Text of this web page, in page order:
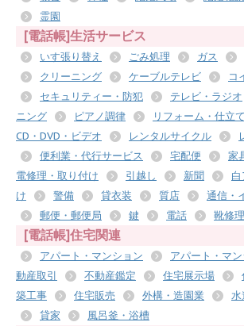
霊園
[電話帳]生活サービス
いす張り替え ごみ処理 ガス
クリーニング
ケーブルテレビ
コ
セキュリティー・防犯
テレビ・ラジオ
ニング
ピアノ調律 リフォーム・仕立
CD・DVD・ビデオ
レンタルサイクル
便利業・代行サービス
宅配便 家
電修理・取り付け
引越し 新聞
け
警備 貸衣装 質店
通信・
郵便・郵便局
鍵 電話 靴修理
[電話帳]住宅関連
アパート・マンション アパート・マ
動産取引
不動産鑑定 住宅展示場
築工事
住宅販売 外構・造園業 水
貸家
風呂釜・浴槽